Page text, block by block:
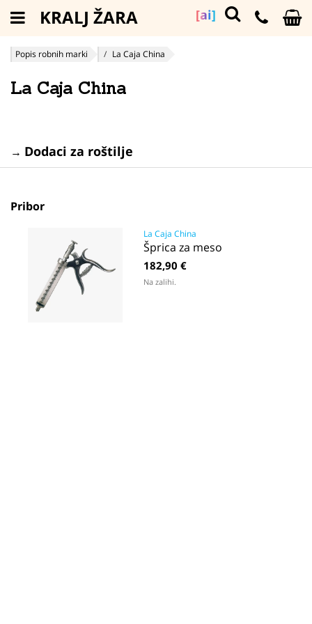
[ai]
KRALJ ŽARA
Popis robnih marki La Caja China
La Caja China
→ Dodaci za roštilje
Pribor
La Caja China
Šprica za meso
182,90 €
Na zalihi.